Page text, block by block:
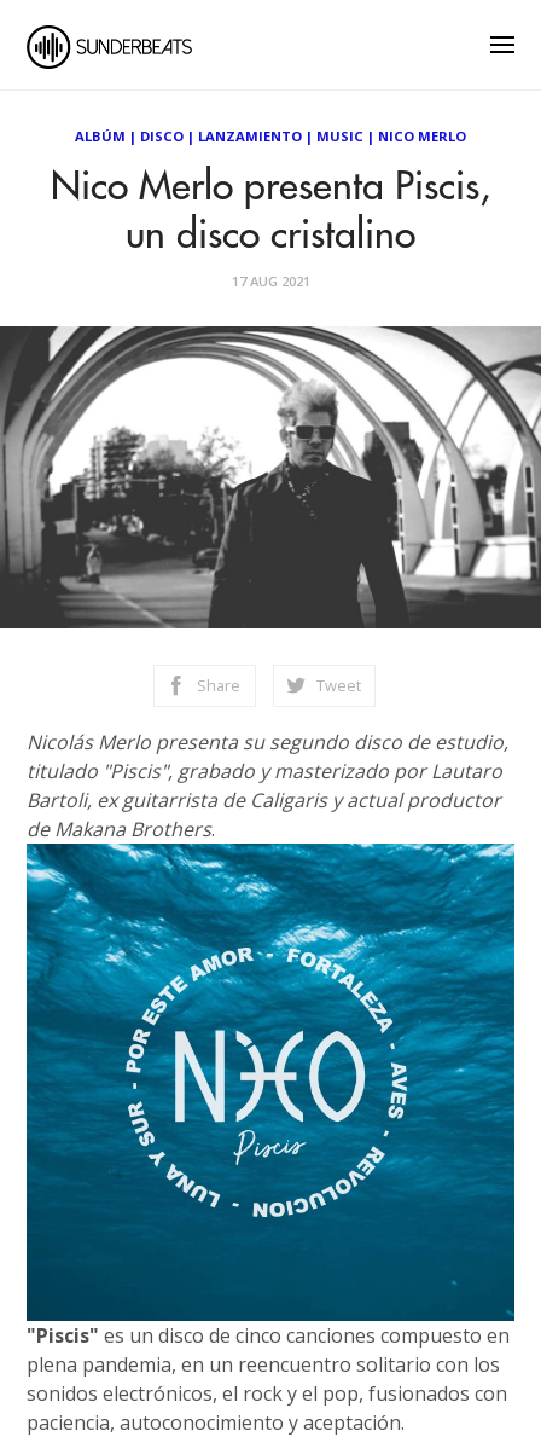
ALBÚM | DISCO | LANZAMIENTO | MUSIC | NICO MERLO
Nico Merlo presenta Piscis,
un disco cristalino
17 AUG 2021
Share Tweet
Nicolás Merlo presenta su segundo disco de estudio,
titulado "Piscis", grabado y masterizado por Lautaro
Bartoli, ex guitarrista de Caligaris y actual productor
de Makana Brothers.
"Piscis" es un disco de cinco canciones compuesto en
plena pandemia, en un reencuentro solitario con los
sonidos electrónicos, el rock y el pop, fusionados con
paciencia, autoconocimiento y aceptación.